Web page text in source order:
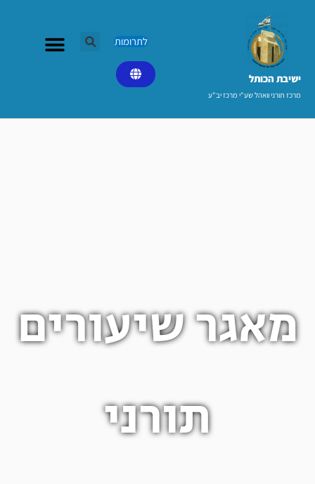
ישיבת הכותל​
מרכז תורני וואהל שע"י מרכז יב"ע
לתרומות
מאגר שיעורים
תורני